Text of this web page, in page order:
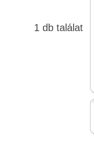
1 db találat